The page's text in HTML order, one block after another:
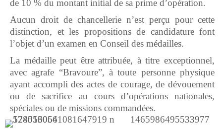
de 10 % du montant initial de sa prime d’opération.
Aucun droit de chancellerie n’est perçu pour cette
distinction, et les propositions de candidature font
l’objet d’un examen en Conseil des médailles.
La médaille peut être attribuée, à titre exceptionnel,
avec agrafe “Bravoure”, à toute personne physique
ayant accompli des actes de courage, de dévouement
ou de sacrifice au cours d’opérations nationales,
spéciales ou de missions commandées.